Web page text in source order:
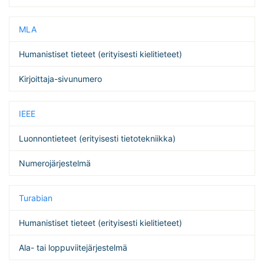
MLA
Humanistiset tieteet (erityisesti kielitieteet)
Kirjoittaja-sivunumero
IEEE
Luonnontieteet (erityisesti tietotekniikka)
Numerojärjestelmä
Turabian
Humanistiset tieteet (erityisesti kielitieteet)
Ala- tai loppuviitejärjestelmä